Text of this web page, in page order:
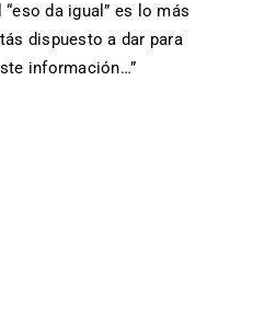
da igual” es lo más
dispuesto a dar para
información…”